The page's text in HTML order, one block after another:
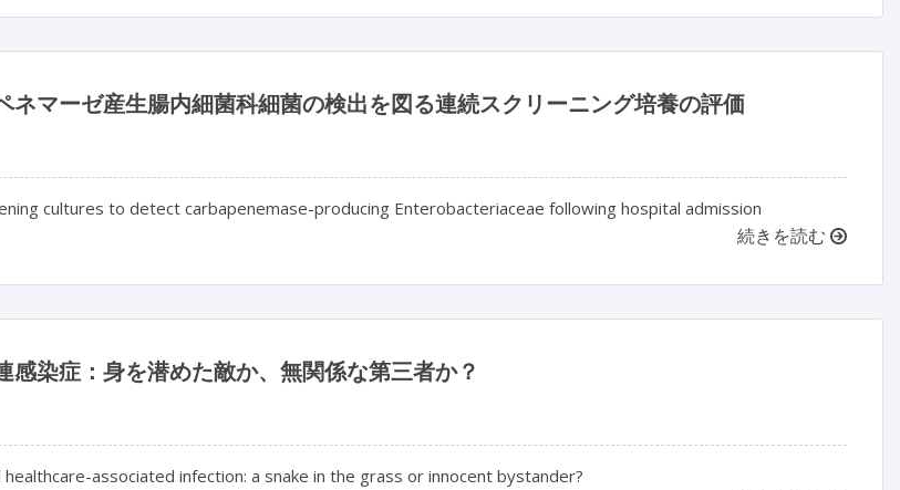
ネマーゼ産生腸内細菌科細菌の検出を図る連続スクリーニング培養の評価
cultures to detect carbapenemase-producing Enterobacteriaceae following hospital admission
続きを読む
感染症：身を潜めた敵か、無関係な第三者か？
associated infection: a snake in the grass or innocent bystander?